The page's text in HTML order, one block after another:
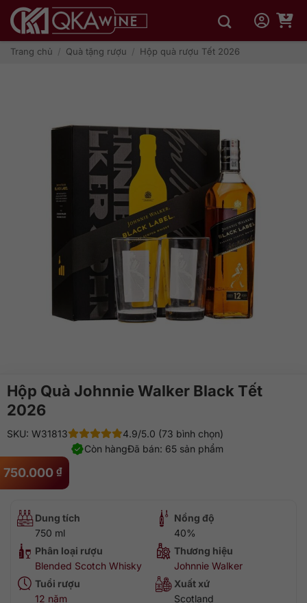
qua
dungTrang chủ / Quà tặng rượu / Hộp quà rượu Tết 2026
Hộp Quà Johnnie Walker Black Tết
2026
750.000 ₫
SKU: W31813
4.9/5.0 (73 bình chọn)
Đã bán: 65 sản phẩm
Còn hàng
Dung tích
750 ml
Nồng độ
40%
Phân loại rượu
Blended Scotch Whisky
Thương hiệu
Johnnie Walker
Tuổi rượu
12 năm
Xuất xứ
Scotland